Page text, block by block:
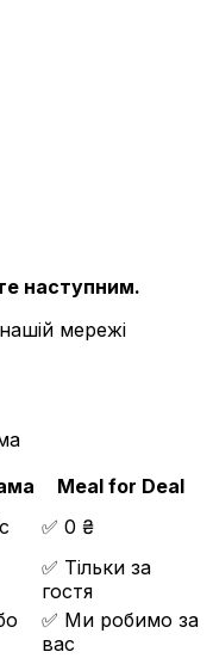
наступним.
мережі
Meal for Deal
✅ 0 ₴
✅ Тільки за
гостя
✅ Ми робимо за
вас